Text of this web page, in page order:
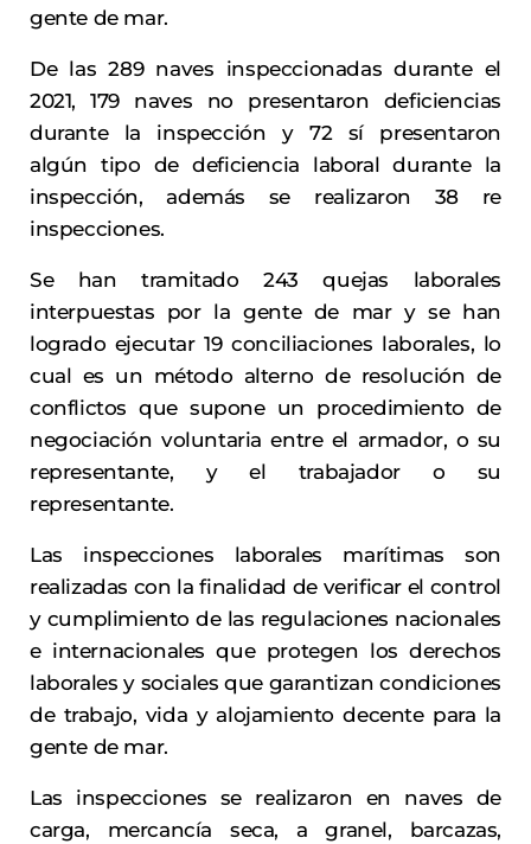
gente de mar.
De las 289 naves inspeccionadas durante el
2021, 179 naves no presentaron deficiencias
durante la inspección y 72 sí presentaron
algún tipo de deficiencia laboral durante la
inspección, además se realizaron 38 re
inspecciones.
Se han tramitado 243 quejas laborales
interpuestas por la gente de mar y se han
logrado ejecutar 19 conciliaciones laborales, lo
cual es un método alterno de resolución de
conflictos que supone un procedimiento de
negociación voluntaria entre el armador, o su
representante, y el trabajador o su
representante.
Las inspecciones laborales marítimas son
realizadas con la finalidad de verificar el control
y cumplimiento de las regulaciones nacionales
e internacionales que protegen los derechos
laborales y sociales que garantizan condiciones
de trabajo, vida y alojamiento decente para la
gente de mar.
Las inspecciones se realizaron en naves de
carga, mercancía seca, a granel, barcazas,